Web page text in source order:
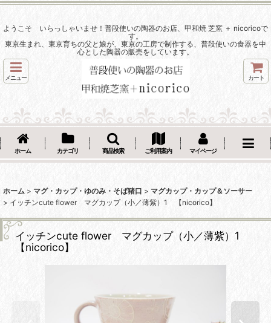
ようこそ いらっしゃいませ！普段使いの陶器のお店、甲和焼 芝窯 ＋ nicoricoで
す。
東京生まれ、東京育ちの父と娘が、東京の工房で制作する、普段使いの食器を中
心とした陶器の販売をしています。
メニュー カート
ホーム カテゴリ 商品検索 ご利用案内 マイページ
ホーム > マグ・カップ・ゆのみ・そば猪口 > マグカップ・カップ＆ソーサー
> イッチンcute flower マグカップ（小／薄紫）1 【nicorico】
イッチンcute flower マグカップ（小／薄紫）1
【nicorico】